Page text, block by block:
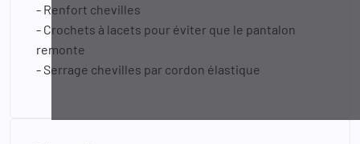
- Renfort chevilles
- Crochets à lacets pour éviter que le pantalon
remonte
- Serrage chevilles par cordon élastique